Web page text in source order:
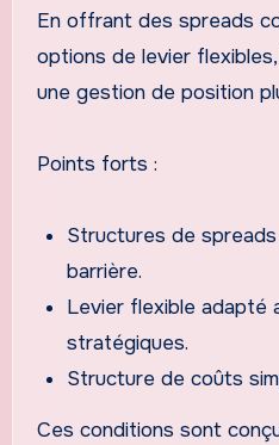
En offrant des spreads
options de levier
une gestion de position
Points forts :
Structures de
barrière.
Levier flexible adapté
stratégiques.
Structure de coûts
Ces conditions sont